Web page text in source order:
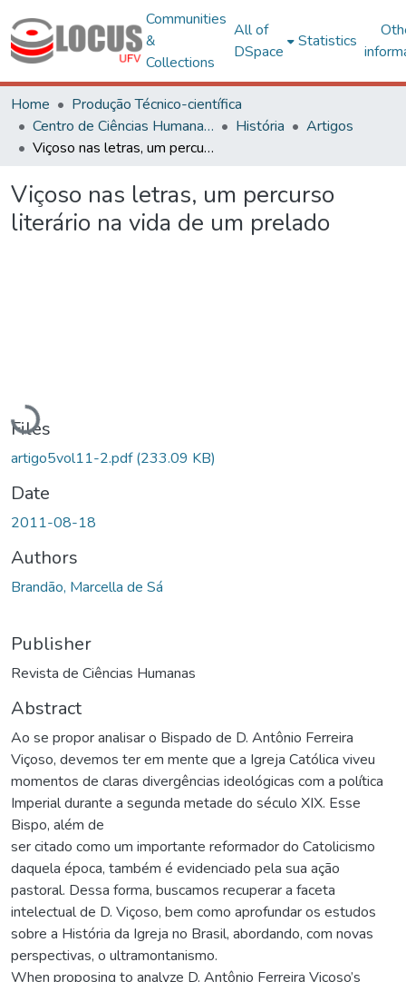
Communities
&
Collections
All of
DSpace
Statistics
Home
Produção Técnico-científica
Centro de Ciências Humanas, Letras e Artes
História
Artigos
Viçoso nas letras, um percurso literário na vida de um prelado
Viçoso nas letras, um percurso
literário na vida de um prelado
Loading...
Files
artigo5vol11-2.pdf(233.09 KB)
Date
2011-08-18
Authors
Brandão, Marcella de Sá
Publisher
Revista de Ciências Humanas
Abstract
Ao se propor analisar o Bispado de D. Antônio Ferreira
Viçoso, devemos ter em mente que a Igreja Católica viveu
momentos de claras divergências ideológicas com a política
Imperial durante a segunda metade do século XIX. Esse
Bispo, além de
ser citado como um importante reformador do Catolicismo
daquela época, também é evidenciado pela sua ação
pastoral. Dessa forma, buscamos recuperar a faceta
intelectual de D. Viçoso, bem como aprofundar os estudos
sobre a História da Igreja no Brasil, abordando, com novas
perspectivas, o ultramontanismo.
When proposing to analyze D. Antônio Ferreira Viçoso’s